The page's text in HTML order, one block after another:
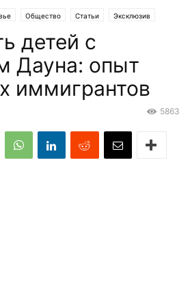
Общество Статьи Эксклюзив
детей с
Дауна: опыт
иммигрантов
5863